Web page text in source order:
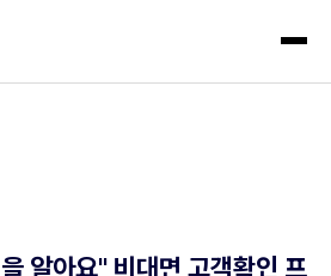
알아요" 비대면 고객확인 프